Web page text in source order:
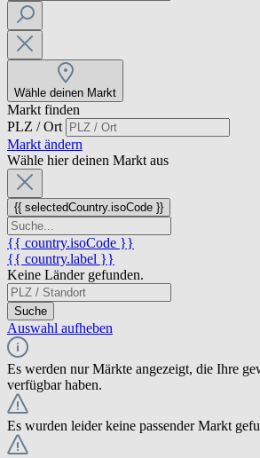
Wähle deinen Markt
Markt finden
PLZ / Ort
Markt ändern
Wähle hier deinen Markt aus
{{ selectedCountry.isoCode }}
{{ country.isoCode }}
{{ country.label }}
Keine Länder gefunden.
Suche
Auswahl aufheben
Es werden nur Märkte angezeigt, die Ihre
verfügbar haben.
Es wurden leider keine passender Markt